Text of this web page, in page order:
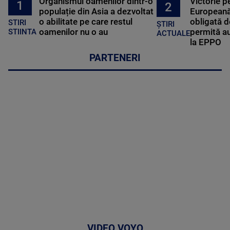
1
STIRI
STIINTA
populație din Asia a dezvoltat
o abilitate pe care restul
oamenilor nu o au
2
ȘTIRI
ACTUALE
obligată
permită
la EPPO
PARTENERI